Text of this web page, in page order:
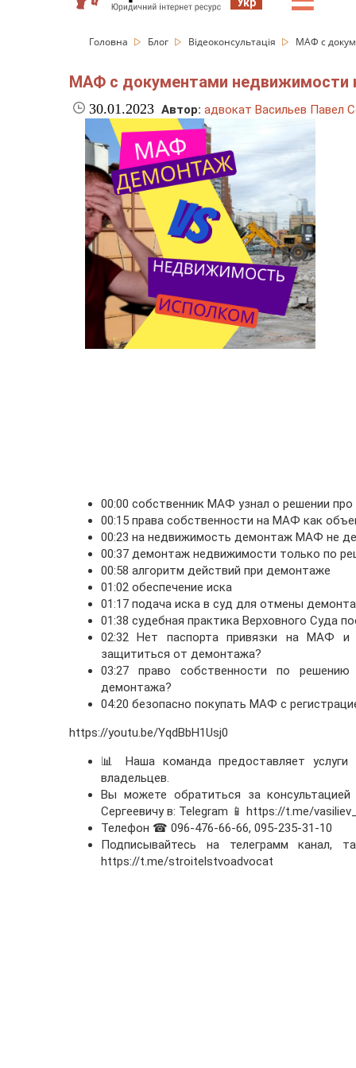
Головна Блог Відеоконсультація МАФ с
МАФ с документами недвижимости
30.01.2023 Автор: адвокат Васильев Павел
00:00 собственник МАФ узнал о решении
00:15 права собственности на МАФ как
00:23 на недвижимость демонтаж МАФ не
00:37 демонтаж недвижимости только по
00:58 алгоритм действий при демонтаже
01:02 обеспечение иска
01:17 подача иска в суд для отмены
01:38 судебная практика Верховного Суда
02:32 Нет паспорта привязки на МАФ и
защититься от демонтажа?
03:27 право собственности по
демонтажа?
04:20 безопасно покупать МАФ с
https://youtu.be/YqdBbH1Usj0
📊 Наша команда предоставляет
владельцев.
Вы можете обратиться за
Сергеевичу в: Telegram 📱 https://t.me/
Телефон ☎ 096-476-66-66, 095-235-31-10
Подписывайтесь на телеграмм
https://t.me/stroitelstvoadvocat